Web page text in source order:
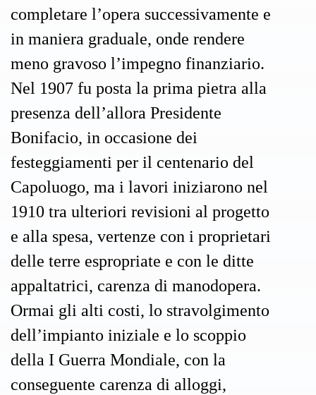
completare l’opera successivamente e
in maniera graduale, onde rendere
meno gravoso l’impegno finanziario.
Nel 1907 fu posta la prima pietra alla
presenza dell’allora Presidente
Bonifacio, in occasione dei
festeggiamenti per il centenario del
Capoluogo, ma i lavori iniziarono nel
1910 tra ulteriori revisioni al progetto
e alla spesa, vertenze con i proprietari
delle terre espropriate e con le ditte
appaltatrici, carenza di manodopera.
Ormai gli alti costi, lo stravolgimento
dell’impianto iniziale e lo scoppio
della I Guerra Mondiale, con la
conseguente carenza di alloggi,